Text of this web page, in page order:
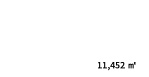
11,452 ㎡